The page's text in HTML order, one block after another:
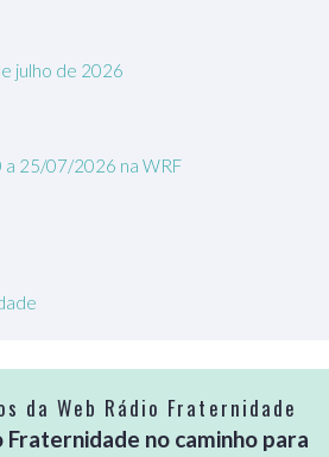
julho de 2026
a 25/07/2026 na WRF
da Web Rádio Fraternidade
Fraternidade no caminho para